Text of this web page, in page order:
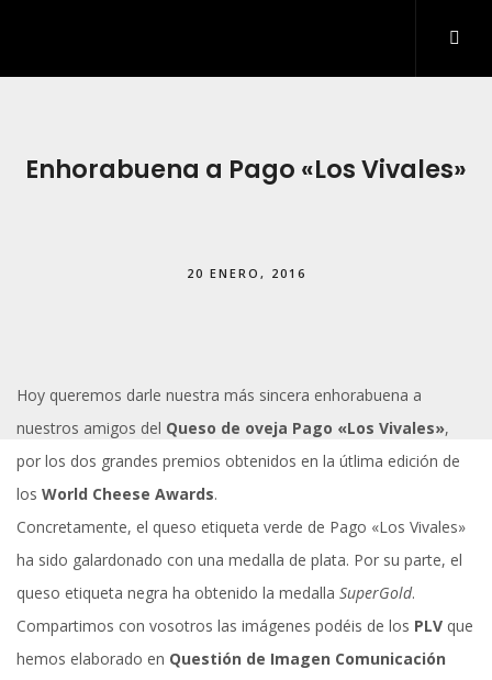
ARTES GRÁFICAS Y ROTULACIÓN
CONTACTO
Enhorabuena a Pago «Los Vivales»
20 ENERO, 2016
Hoy queremos darle nuestra más sincera enhorabuena a
nuestros amigos del Queso de oveja Pago «Los Vivales»,
por los dos grandes premios obtenidos en la útlima edición de
los World Cheese Awards.
Concretamente, el queso etiqueta verde de Pago «Los Vivales»
ha sido galardonado con una medalla de plata. Por su parte, el
queso etiqueta negra ha obtenido la medalla SuperGold.
Compartimos con vosotros las imágenes podéis de los PLV que
hemos elaborado en Questión de Imagen Comunicación